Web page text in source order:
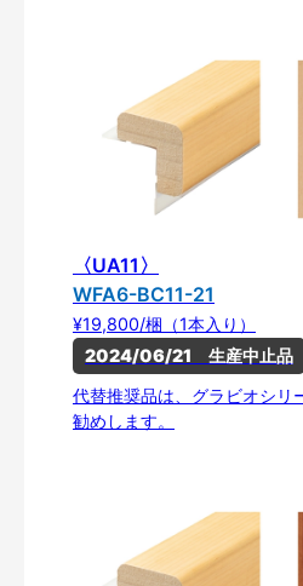
〈UA11〉
WFA6-BC11-21
¥19,800/梱（1本入り）
2024/06/21　生産中止品
代替推奨品は、グラビオシ
勧めします。